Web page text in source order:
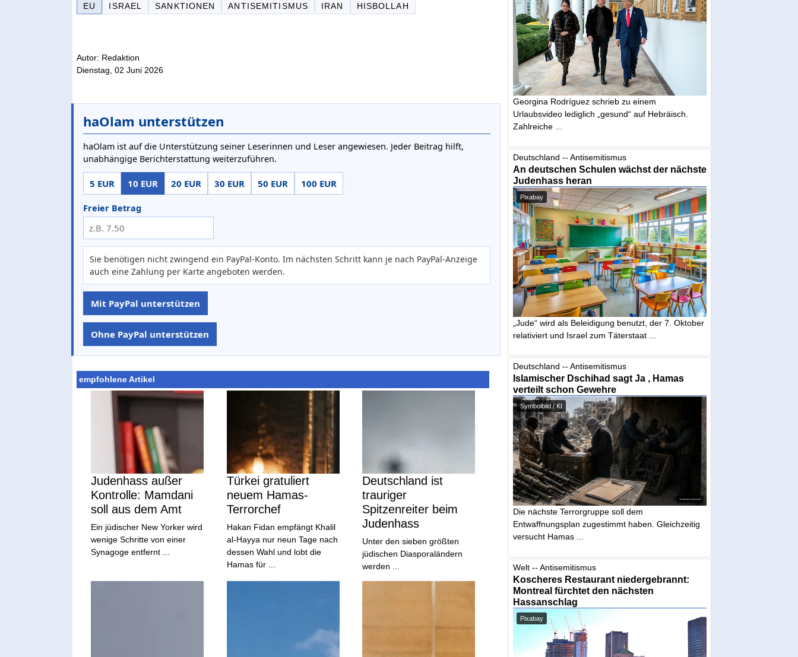
EU ISRAEL SANKTIONEN ANTISEMITISMUS IRAN HISBOLLAH
Autor: Redaktion
Dienstag, 02 Juni 2026
haOlam unterstützen
haOlam ist auf die Unterstützung seiner Leserinnen und Leser angewiesen. Jeder Beitrag hilft,
unabhängige Berichterstattung weiterzuführen.
5 EUR 10 EUR 20 EUR 30 EUR 50 EUR 100 EUR
Freier Betrag
Sie benötigen nicht zwingend ein PayPal-Konto. Im nächsten Schritt kann je nach PayPal-Anzeige
auch eine Zahlung per Karte angeboten werden.
Mit PayPal unterstützen
Ohne PayPal unterstützen
empfohlene Artikel
Judenhass außer
Kontrolle: Mamdani
soll aus dem Amt
Ein jüdischer New Yorker wird
wenige Schritte von einer
Synagoge entfernt ...
Türkei gratuliert
neuem Hamas-
Terrorchef
Hakan Fidan empfängt Khalil
al-Hayya nur neun Tage nach
dessen Wahl und lobt die
Hamas für ...
Deutschland ist
trauriger
Spitzenreiter beim
Judenhass
Unter den sieben größten
jüdischen Diasporaländern
werden ...
Georgina Rodríguez schrieb zu einem
Urlaubsvideo lediglich „gesund“ auf Hebräisch.
Zahlreiche ...
Deutschland -- Antisemitismus
An deutschen Schulen wächst der nächste
Judenhass heran
Pixabay
„Jude“ wird als Beleidigung benutzt, der 7. Oktober
relativiert und Israel zum Täterstaat ...
Deutschland -- Antisemitismus
Islamischer Dschihad sagt Ja , Hamas
verteilt schon Gewehre
Symbolbild / KI
Die nächste Terrorgruppe soll dem
Entwaffnungsplan zugestimmt haben. Gleichzeitig
versucht Hamas ...
Welt -- Antisemitismus
Koscheres Restaurant niedergebrannt:
Montreal fürchtet den nächsten
Hassanschlag
Pixabay